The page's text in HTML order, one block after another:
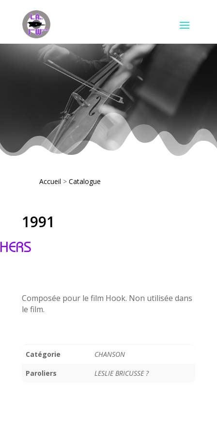
Accueil > Catalogue
1991
Composée pour le film Hook. Non utilisée dans
le film.
Catégorie CHANSON
Paroliers LESLIE BRICUSSE ?